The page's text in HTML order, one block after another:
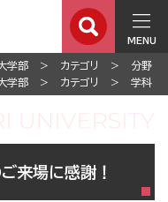
MENU
学部 カテゴリ
分野
学部 カテゴリ 学科
来場に感謝！